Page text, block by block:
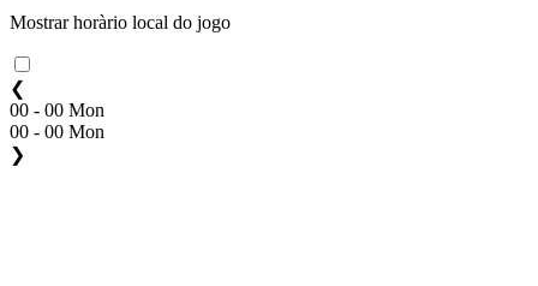
Mostrar horàrio local do jogo
❮
00 - 00 Mon
00 - 00 Mon
❯